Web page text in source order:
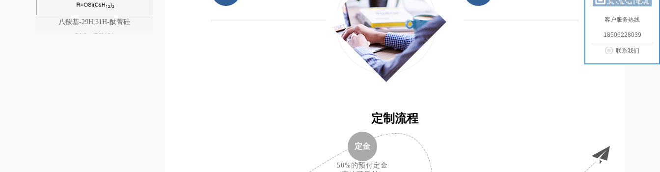
八羧基-29H,31H-酞菁硅
CAS：TJ0121
定制流程
定金
50%的预付定金
客户服务热线
18506228039
联系我们